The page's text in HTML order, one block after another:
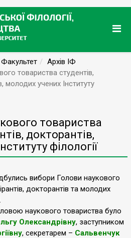
Архів ІФ
товариства студентів,
молодих учених Інституту
товариства
докторантів,
філології
вибори Голови наукового
докторантів та молодих
наукового товариства було
Олександрівну, заступником
, секретарем – Сальвенчук